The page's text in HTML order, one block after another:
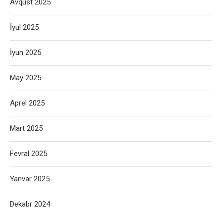
Avqust 2025
İyul 2025
İyun 2025
May 2025
Aprel 2025
Mart 2025
Fevral 2025
Yanvar 2025
Dekabr 2024